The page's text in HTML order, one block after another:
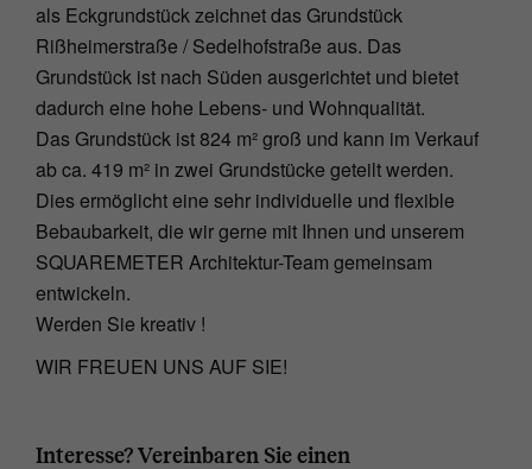
als Eckgrundstück zeichnet das Grundstück
Rißheimerstraße / Sedelhofstraße aus. Das
Grundstück ist nach Süden ausgerichtet und bietet
dadurch eine hohe Lebens- und Wohnqualität.
Das Grundstück ist 824 m² groß und kann im Verkauf
ab ca. 419 m² in zwei Grundstücke geteilt werden.
Dies ermöglicht eine sehr individuelle und flexible
Bebaubarkeit, die wir gerne mit Ihnen und unserem
SQUAREMETER Architektur-Team gemeinsam
entwickeln.
Werden Sie kreativ !
WIR FREUEN UNS AUF SIE!
Interesse? Vereinbaren Sie einen